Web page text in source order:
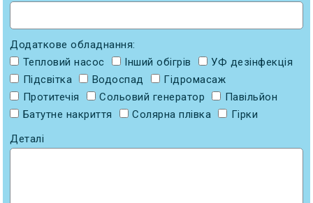
Додаткове обладнання:
Тепловий насос
Інший обігрів
УФ дезінфекція
Підсвітка
Водоспад
Гідромасаж
Протитечія
Сольовий генератор
Павільйон
Батутне накриття
Солярна плівка
Гірки
Деталі